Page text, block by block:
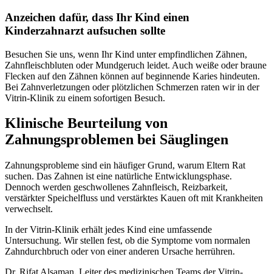
Anzeichen dafür, dass Ihr Kind einen
Kinderzahnarzt aufsuchen sollte
Besuchen Sie uns, wenn Ihr Kind unter empfindlichen Zähnen,
Zahnfleischbluten oder Mundgeruch leidet. Auch weiße oder braune
Flecken auf den Zähnen können auf beginnende Karies hindeuten.
Bei Zahnverletzungen oder plötzlichen Schmerzen raten wir in der
Vitrin-Klinik zu einem sofortigen Besuch.
Klinische Beurteilung von
Zahnungsproblemen bei Säuglingen
Zahnungsprobleme sind ein häufiger Grund, warum Eltern Rat
suchen. Das Zahnen ist eine natürliche Entwicklungsphase.
Dennoch werden geschwollenes Zahnfleisch, Reizbarkeit,
verstärkter Speichelfluss und verstärktes Kauen oft mit Krankheiten
verwechselt.
In der Vitrin-Klinik erhält jedes Kind eine umfassende
Untersuchung. Wir stellen fest, ob die Symptome vom normalen
Zahndurchbruch oder von einer anderen Ursache herrühren.